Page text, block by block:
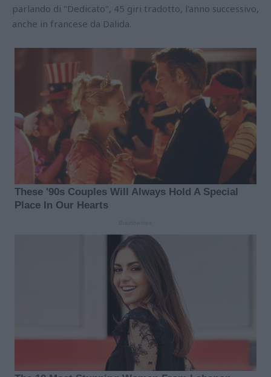
parlando di "Dedicato", 45 giri tradotto, l'anno successivo,
anche in francese da Dalida.